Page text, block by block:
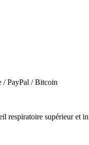
/ PayPal / Bitcoin
respiratoire supérieur et